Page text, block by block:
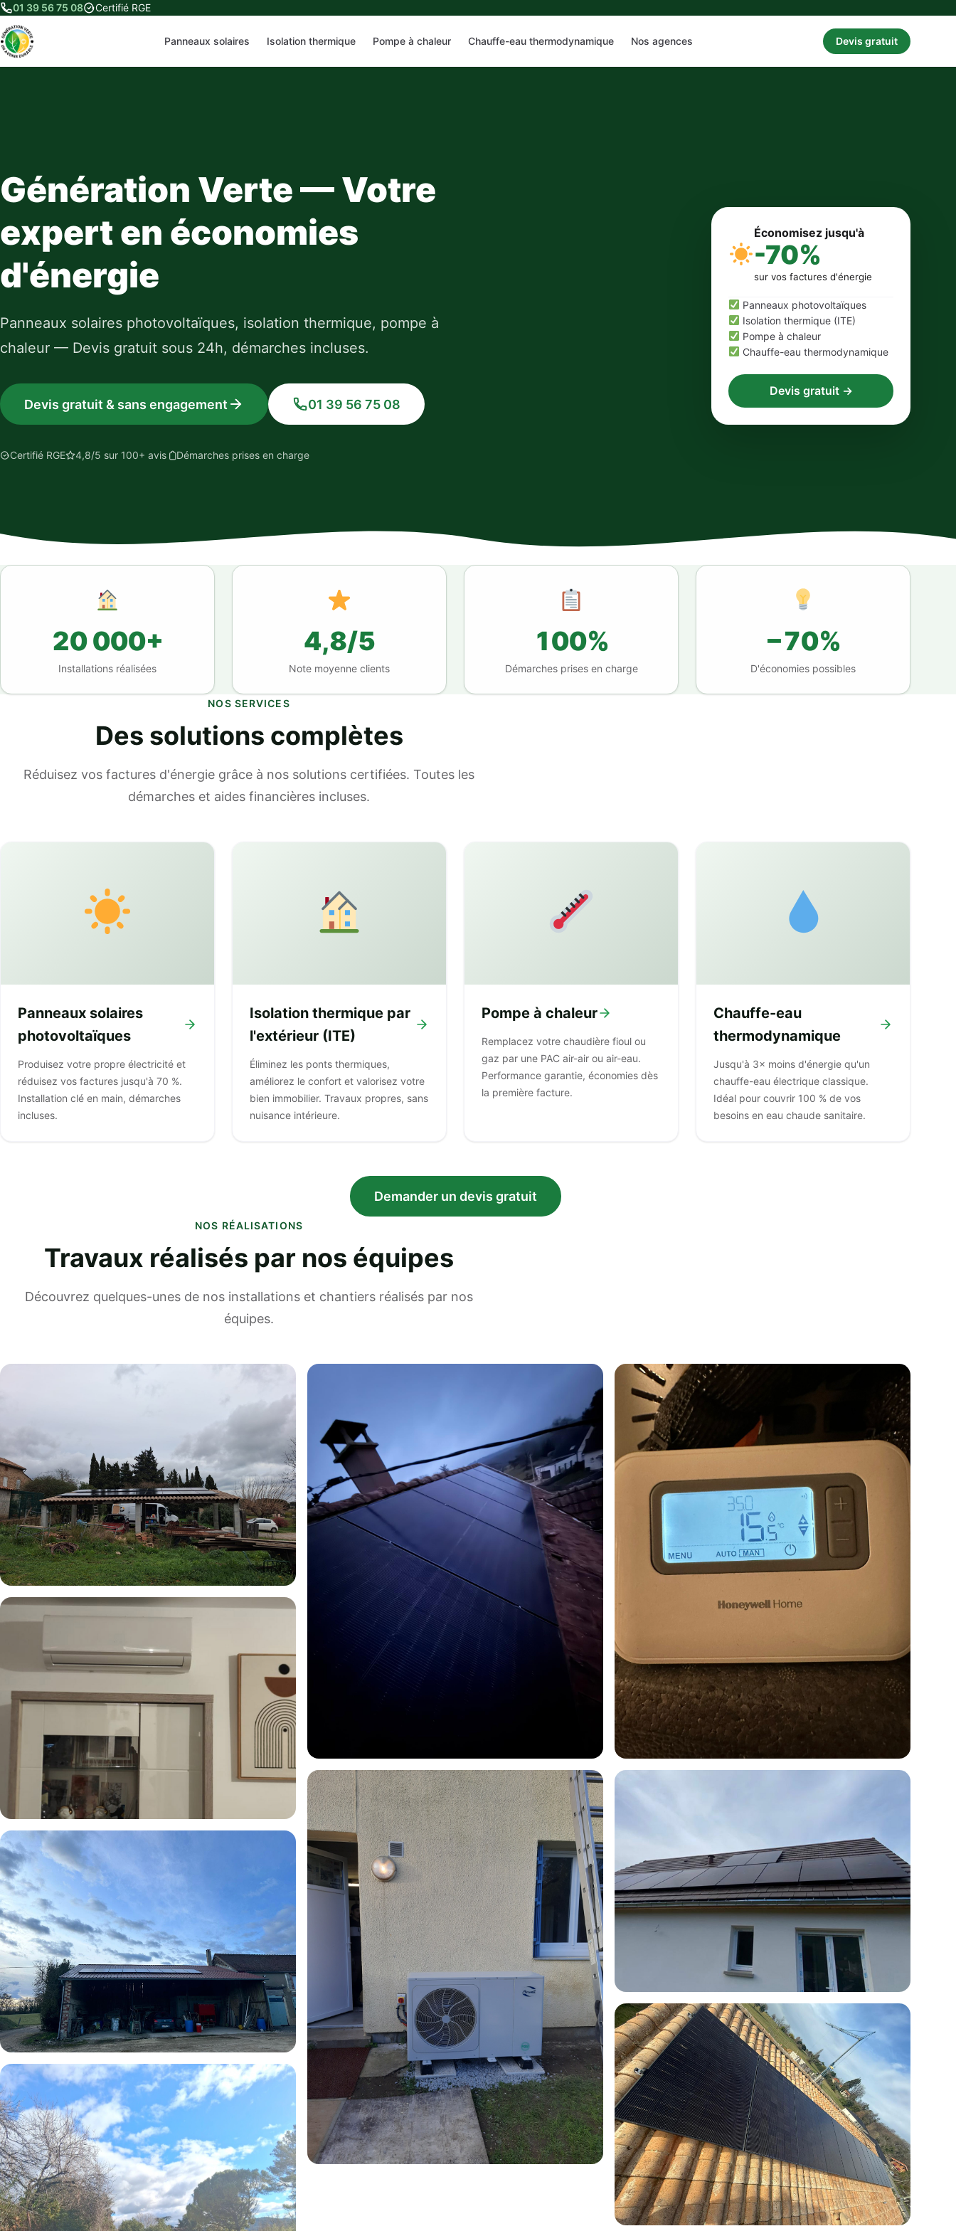
01 39 56 75 08 Certifié RGE
Panneaux solaires Isolation thermique Pompe à chaleur Chauffe-eau thermodynamique Nos agences Devis gratuit
Génération Verte — Votre
expert en économies
d'énergie
Panneaux solaires photovoltaïques, isolation thermique, pompe à
chaleur — Devis gratuit sous 24h, démarches incluses.
Devis gratuit & sans engagement 01 39 56 75 08
Certifié RGE 4,8/5 sur 100+ avis Démarches prises en charge
Économisez jusqu'à
-70%
sur vos factures d'énergie
Panneaux photovoltaïques
Isolation thermique (ITE)
Pompe à chaleur
Chauffe-eau thermodynamique
Devis gratuit →
20 000+
Installations réalisées
4,8/5
Note moyenne clients
100%
Démarches prises en charge
−70%
D'économies possibles
NOS SERVICES
Des solutions complètes
Réduisez vos factures d'énergie grâce à nos solutions certifiées. Toutes les
démarches et aides financières incluses.
Panneaux solaires
photovoltaïques
Produisez votre propre électricité et
réduisez vos factures jusqu'à 70 %.
Installation clé en main, démarches
incluses.
Isolation thermique par
l'extérieur (ITE)
Éliminez les ponts thermiques,
améliorez le confort et valorisez votre
bien immobilier. Travaux propres, sans
nuisance intérieure.
Pompe à chaleur
Remplacez votre chaudière fioul ou
gaz par une PAC air-air ou air-eau.
Performance garantie, économies dès
la première facture.
Chauffe-eau
thermodynamique
Jusqu'à 3× moins d'énergie qu'un
chauffe-eau électrique classique.
Idéal pour couvrir 100 % de vos
besoins en eau chaude sanitaire.
Demander un devis gratuit
NOS RÉALISATIONS
Travaux réalisés par nos équipes
Découvrez quelques-unes de nos installations et chantiers réalisés par nos
équipes.